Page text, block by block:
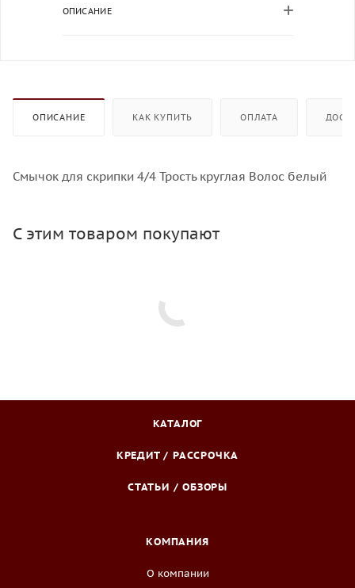
ОПИСАНИЕ
ОПИСАНИЕ КАК КУПИТЬ ОПЛАТА
Смычок для скрипки 4/4 Трость круглая Волос белый
С этим товаром покупают
КАТАЛОГ
КРЕДИТ / РАССРОЧКА
СТАТЬИ / ОБЗОРЫ
КОМПАНИЯ
О компании